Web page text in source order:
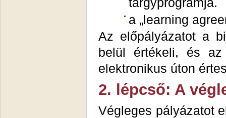
tárgyprogramja.
a „learning
Az előpályázatot a
belül értékeli, és az
elektronikus úton
2. lépcső: A
Végleges pályázatot